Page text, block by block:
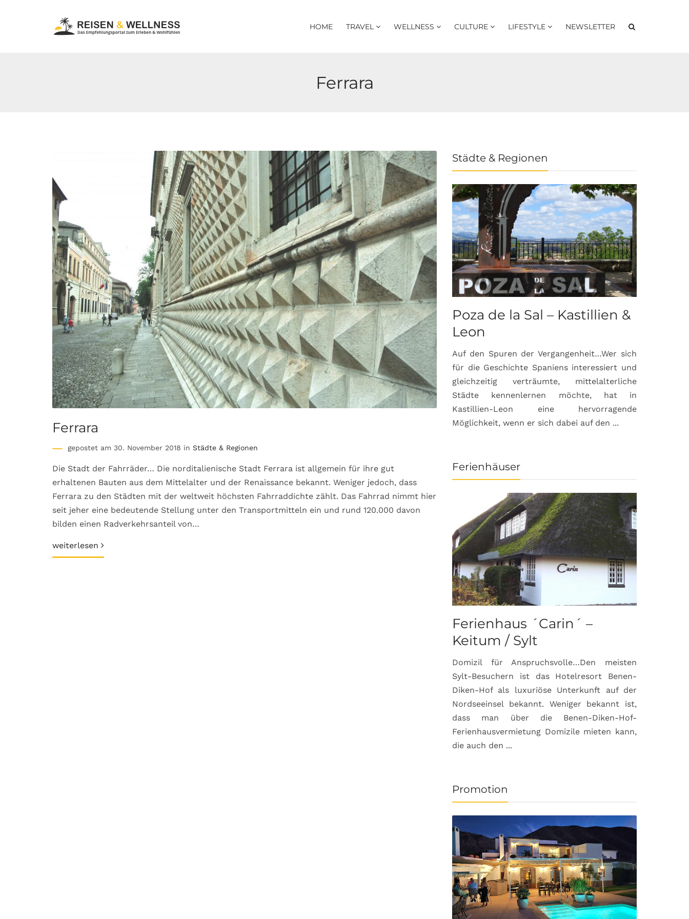
HOME TRAVEL WELLNESS CULTURE LIFESTYLE NEWSLETTER
Ferrara
Ferrara
gepostet am 30. November 2018 in Städte & Regionen
Die Stadt der Fahrräder… Die norditalienische Stadt Ferrara ist allgemein für ihre gut
erhaltenen Bauten aus dem Mittelalter und der Renaissance bekannt. Weniger jedoch, dass
Ferrara zu den Städten mit der weltweit höchsten Fahrraddichte zählt. Das Fahrrad nimmt hier
seit jeher eine bedeutende Stellung unter den Transportmitteln ein und rund 120.000 davon
bilden einen Radverkehrsanteil von…
weiterlesen
Städte & Regionen
Poza de la Sal – Kastillien &
Leon
Auf den Spuren der Vergangenheit…Wer sich
für die Geschichte Spaniens interessiert und
gleichzeitig verträumte, mittelalterliche
Städte kennenlernen möchte, hat in
Kastillien-Leon eine hervorragende
Möglichkeit, wenn er sich dabei auf den ...
Ferienhäuser
Ferienhaus ´Carin´ –
Keitum / Sylt
Domizil für Anspruchsvolle…Den meisten
Sylt-Besuchern ist das Hotelresort Benen-
Diken-Hof als luxuriöse Unterkunft auf der
Nordseeinsel bekannt. Weniger bekannt ist,
dass man über die Benen-Diken-Hof-
Ferienhausvermietung Domizile mieten kann,
die auch den ...
Promotion